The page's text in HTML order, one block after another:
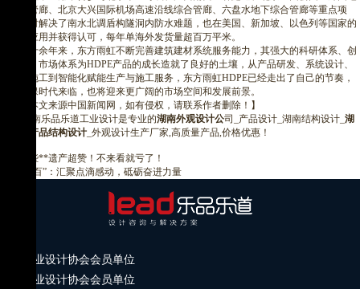
下综合管廊、北京大兴国际机场高速沿线综合管廊、六盘水地下综合管廊等重点项
目，同时解决了南水北调盾构隧洞内防水难题，也在美国、新加坡、以色列等国家的
工程中应用并获得认可，每年单海外发货量超百万平米。
二十余年来，东方雨虹不断完善建筑建材系统服务能力，其强大的科研体系、创
新体系、市场体系为HDPE产品的成长造就了良好的土壤，从产品研发、系统设计、
标准化施工到智能化赋能生产与施工服务，东方雨虹HDPE已经走出了自己的节奏，
随着环保时代来临，也将迎来更广阔的市场空间和发展前景。
【本文来源中国新闻网，如有侵权，请联系作者删除！】
湖南乐品乐道工业设计是专业的湖南外观设计公司_产品设计_湖南结构设计_ 湖
南工业产品结构设计 _外观设计生产厂家,高质量产品,价格优惠！
广东这些**遗产超赞！不来看就亏了！
“五个一百”：汇聚点滴感动，砥砺奋进力量
中国工业设计协会会员单位
长沙工业设计协会会员单位